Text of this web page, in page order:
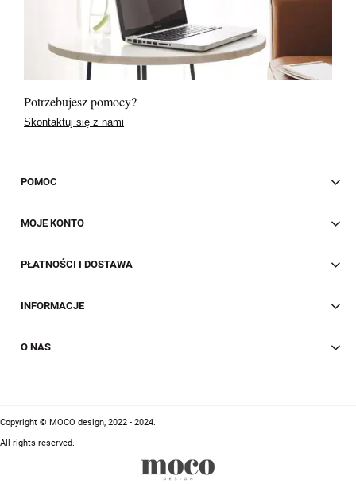
Potrzebujesz pomocy?
Skontaktuj się z nami
POMOC
MOJE KONTO
PŁATNOŚCI I DOSTAWA
INFORMACJE
O NAS
Copyright © MOCO design, 2022 - 2024.
All rights reserved.